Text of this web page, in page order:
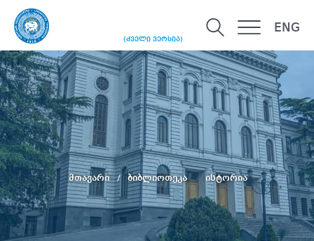
(ძველი ვერსია)
ENG
მთავარი ბიბლიოთეკა ისტორია